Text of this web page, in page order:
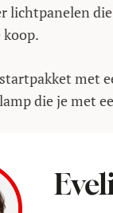
lichtpanelen
koop.
met
die je met